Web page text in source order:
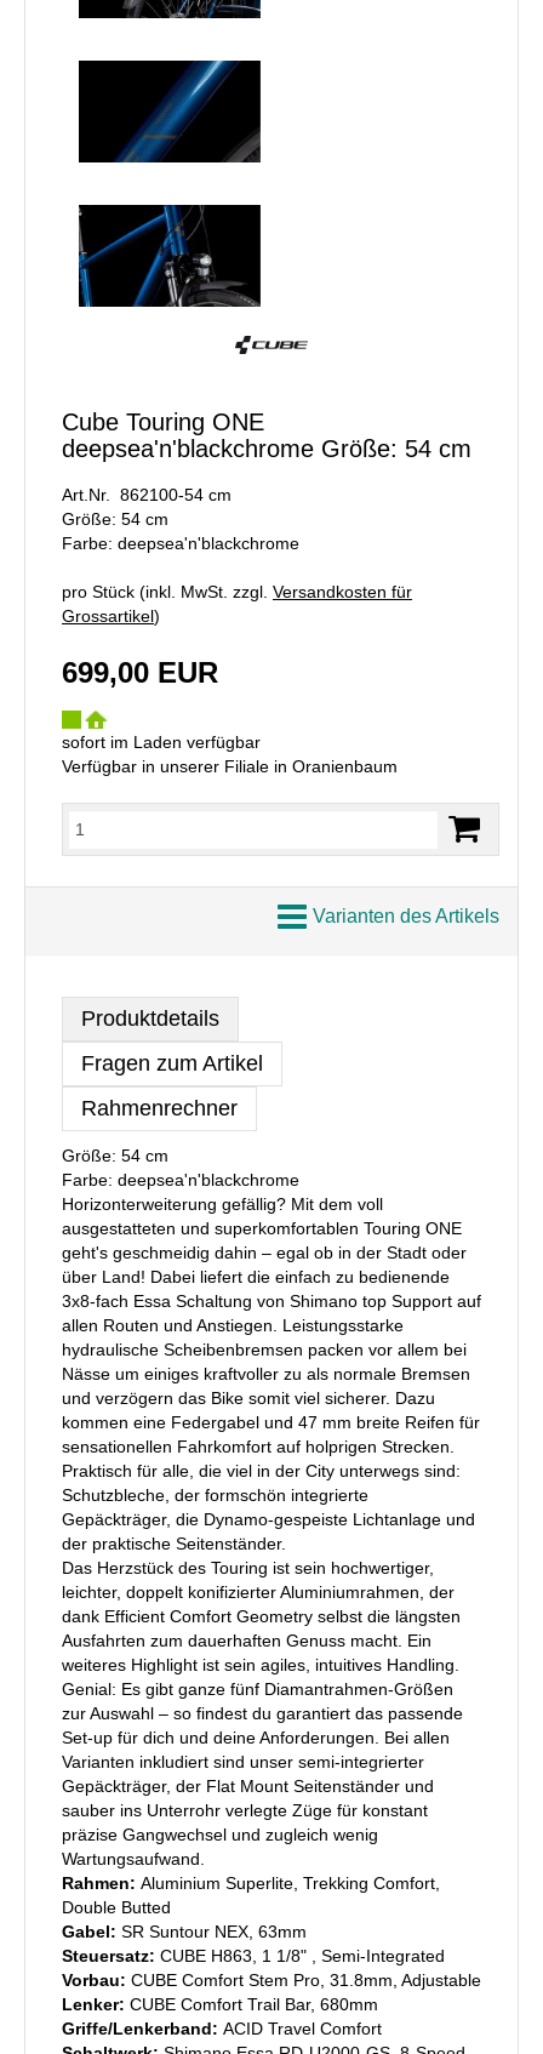
Cube Touring ONE
deepsea'n'blackchrome Größe: 54 cm
Art.Nr. 862100-54 cm
Größe: 54 cm
Farbe: deepsea'n'blackchrome
pro Stück (inkl. MwSt. zzgl. Versandkosten für
Grossartikel)
699,00 EUR
sofort im Laden verfügbar
Verfügbar in unserer Filiale in Oranienbaum
Varianten des Artikels
Produktdetails
Fragen zum Artikel
Rahmenrechner
Größe: 54 cm
Farbe: deepsea'n'blackchrome
Horizonterweiterung gefällig? Mit dem voll
ausgestatteten und superkomfortablen Touring ONE
geht's geschmeidig dahin – egal ob in der Stadt oder
über Land! Dabei liefert die einfach zu bedienende
3x8-fach Essa Schaltung von Shimano top Support auf
allen Routen und Anstiegen. Leistungsstarke
hydraulische Scheibenbremsen packen vor allem bei
Nässe um einiges kraftvoller zu als normale Bremsen
und verzögern das Bike somit viel sicherer. Dazu
kommen eine Federgabel und 47 mm breite Reifen für
sensationellen Fahrkomfort auf holprigen Strecken.
Praktisch für alle, die viel in der City unterwegs sind:
Schutzbleche, der formschön integrierte
Gepäckträger, die Dynamo-gespeiste Lichtanlage und
der praktische Seitenständer.
Das Herzstück des Touring ist sein hochwertiger,
leichter, doppelt konifizierter Aluminiumrahmen, der
dank Efficient Comfort Geometry selbst die längsten
Ausfahrten zum dauerhaften Genuss macht. Ein
weiteres Highlight ist sein agiles, intuitives Handling.
Genial: Es gibt ganze fünf Diamantrahmen-Größen
zur Auswahl – so findest du garantiert das passende
Set-up für dich und deine Anforderungen. Bei allen
Varianten inkludiert sind unser semi-integrierter
Gepäckträger, der Flat Mount Seitenständer und
sauber ins Unterrohr verlegte Züge für konstant
präzise Gangwechsel und zugleich wenig
Wartungsaufwand.
Rahmen: Aluminium Superlite, Trekking Comfort,
Double Butted
Gabel: SR Suntour NEX, 63mm
Steuersatz: CUBE H863, 1 1/8" , Semi-Integrated
Vorbau: CUBE Comfort Stem Pro, 31.8mm, Adjustable
Lenker: CUBE Comfort Trail Bar, 680mm
Griffe/Lenkerband: ACID Travel Comfort